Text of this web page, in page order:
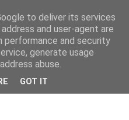
to deliver its services
and user-agent are
performance and security
generate usage
abuse.
GOT IT